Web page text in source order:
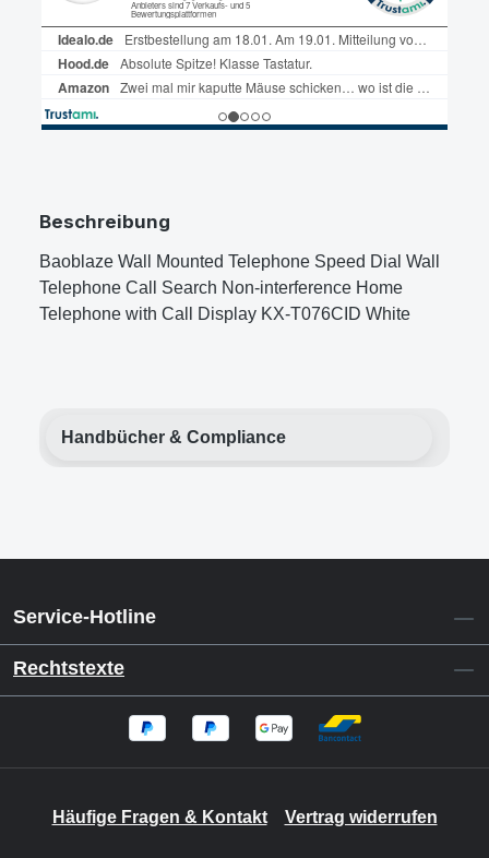
Beschreibung
Baoblaze Wall Mounted Telephone Speed Dial Wall
Telephone Call Search Non-interference Home
Telephone with Call Display KX-T076CID White
Handbücher & Compliance
Service-Hotline
Rechtstexte
Häufige Fragen & Kontakt Vertrag widerrufen